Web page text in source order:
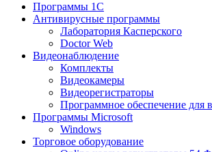
Программы 1С
Антивирусные программы
Лаборатория Касперского
Doctor Web
Видеонаблюдение
Комплекты
Видеокамеры
Видеорегистраторы
Программное обеспечение для
Программы Microsoft
Windows
Торговое оборудование